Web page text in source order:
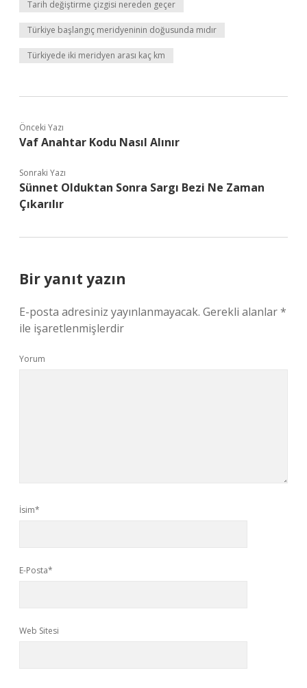
Tarih değiştirme çizgisi nereden geçer
Türkiye başlangıç meridyeninin doğusunda mıdır
Türkiyede iki meridyen arası kaç km
Önceki Yazı
Vaf Anahtar Kodu Nasıl Alınır
Sonraki Yazı
Sünnet Olduktan Sonra Sargı Bezi Ne Zaman
Çıkarılır
Bir yanıt yazın
E-posta adresiniz yayınlanmayacak. Gerekli alanlar*
ile işaretlenmişlerdir
Yorum
İsim*
E-Posta*
Web Sitesi